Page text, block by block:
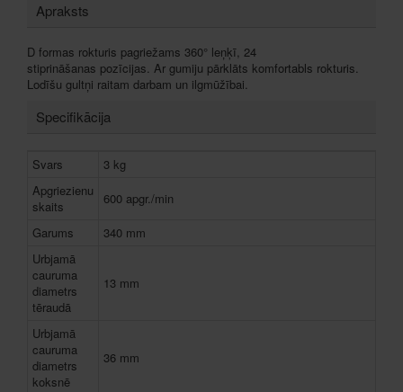
Apraksts
D formas rokturis pagriežams 360° leņķī, 24
stiprināšanas pozīcijas. Ar gumiju pārklāts komfortabls rokturis.
Lodīšu gultņi raitam darbam un ilgmūžībai.
Specifikācija
Svars
3 kg
Apgriezienu
skaits
600 apgr./min
Garums
340 mm
Urbjamā
cauruma
diametrs
tēraudā
13 mm
Urbjamā
cauruma
diametrs
koksnē
36 mm